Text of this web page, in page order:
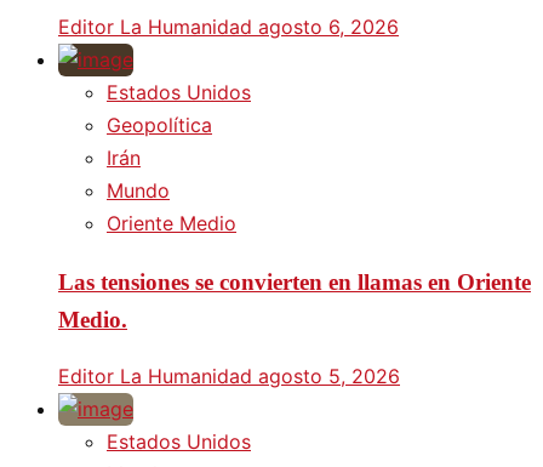
Editor La Humanidad agosto 6, 2026
Estados Unidos
Geopolítica
Irán
Mundo
Oriente Medio
Las tensiones se convierten en llamas en Oriente
Medio.
Editor La Humanidad agosto 5, 2026
Estados Unidos